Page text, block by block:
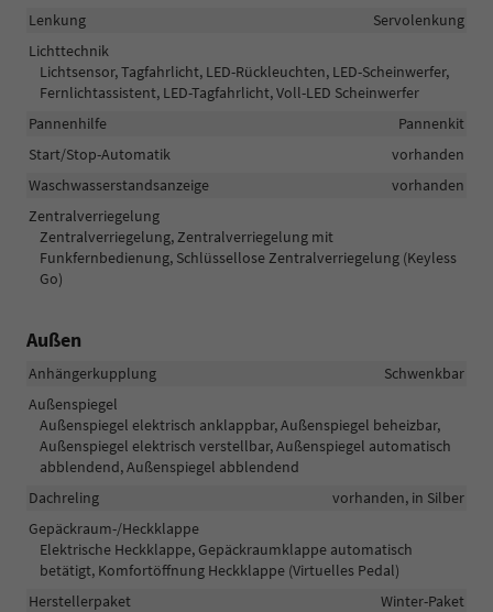
Lenkung
Servolenkung
Lichttechnik
Lichtsensor, Tagfahrlicht, LED-Rückleuchten, LED-Scheinwerfer,
Fernlichtassistent, LED-Tagfahrlicht, Voll-LED Scheinwerfer
Pannenhilfe
Pannenkit
Start/Stop-Automatik
vorhanden
Waschwasserstandsanzeige
vorhanden
Zentralverriegelung
Zentralverriegelung, Zentralverriegelung mit
Funkfernbedienung, Schlüssellose Zentralverriegelung (Keyless
Go)
Außen
Anhängerkupplung
Schwenkbar
Außenspiegel
Außenspiegel elektrisch anklappbar, Außenspiegel beheizbar,
Außenspiegel elektrisch verstellbar, Außenspiegel automatisch
abblendend, Außenspiegel abblendend
Dachreling
vorhanden, in Silber
Gepäckraum-/Heckklappe
Elektrische Heckklappe, Gepäckraumklappe automatisch
betätigt, Komfortöffnung Heckklappe (Virtuelles Pedal)
Herstellerpaket
Winter-Paket